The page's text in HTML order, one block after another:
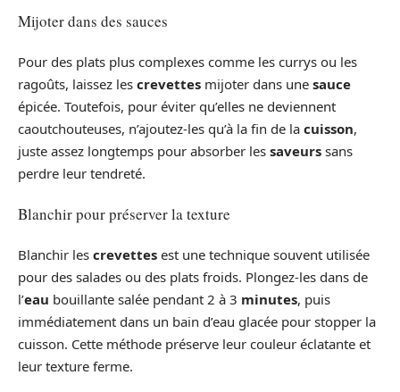
Mijoter dans des sauces
Pour des plats plus complexes comme les currys ou les
ragoûts, laissez les crevettes mijoter dans une sauce
épicée. Toutefois, pour éviter qu’elles ne deviennent
caoutchouteuses, n’ajoutez-les qu’à la fin de la cuisson,
juste assez longtemps pour absorber les saveurs sans
perdre leur tendreté.
Blanchir pour préserver la texture
Blanchir les crevettes est une technique souvent utilisée
pour des salades ou des plats froids. Plongez-les dans de
l’eau bouillante salée pendant 2 à 3 minutes, puis
immédiatement dans un bain d’eau glacée pour stopper la
cuisson. Cette méthode préserve leur couleur éclatante et
leur texture ferme.